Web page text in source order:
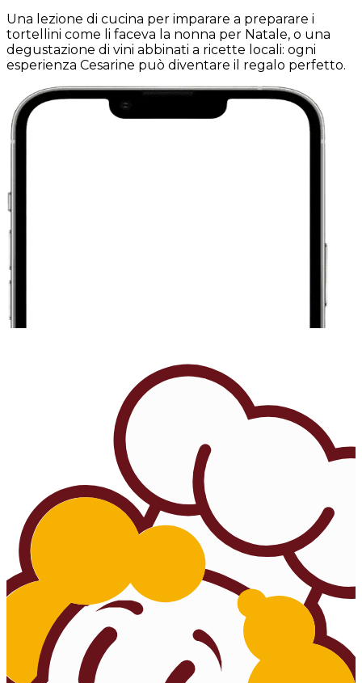
Una lezione di cucina per imparare a preparare i
tortellini come li faceva la nonna per Natale, o una
degustazione di vini abbinati a ricette locali: ogni
esperienza Cesarine può diventare il regalo perfetto.